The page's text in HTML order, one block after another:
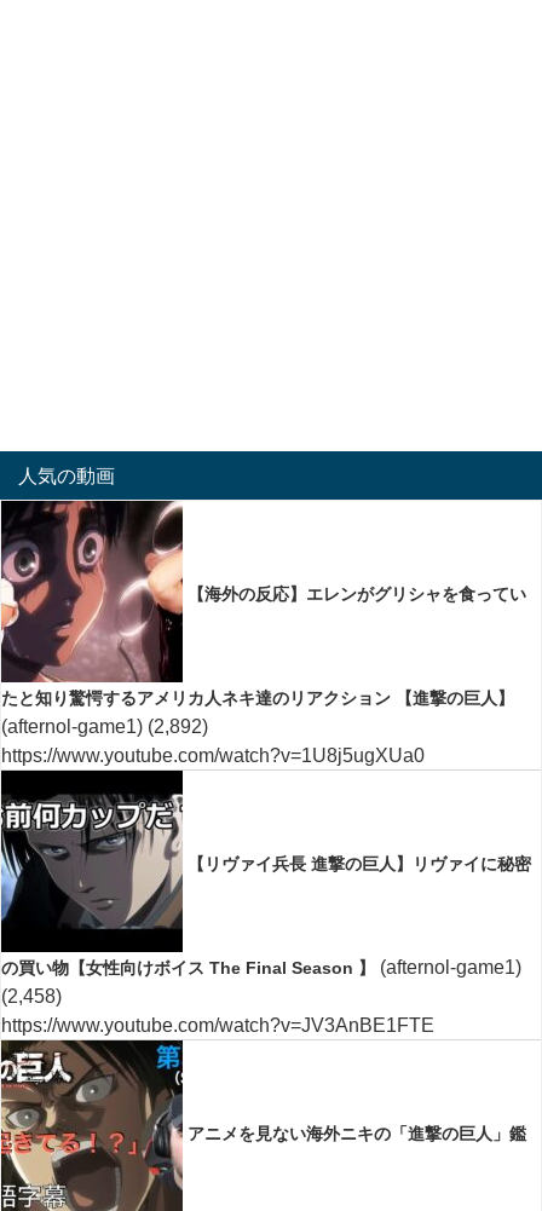
人気の動画
【海外の反応】エレンがグリシャを食ってい
たと知り驚愕するアメリカ人ネキ達のリアクション 【進撃の巨人】
(afternol-game1) (2,892)
https://www.youtube.com/watch?v=1U8j5ugXUa0
【リヴァイ兵長 進撃の巨人】リヴァイに秘密
の買い物【女性向けボイス The Final Season 】
(afternol-game1)
(2,458)
https://www.youtube.com/watch?v=JV3AnBE1FTE
アニメを見ない海外ニキの「進撃の巨人」鑑